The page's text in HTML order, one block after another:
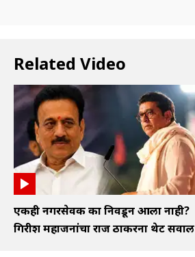
Related Video
एकही नगरसेवक का निवडून आला नाही?
गिरीश महाजनांचा राज ठाकरेंना थेट सवाल